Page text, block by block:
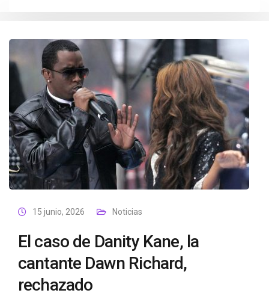
15 junio, 2026 Noticias
El caso de Danity Kane, la
cantante Dawn Richard,
rechazado